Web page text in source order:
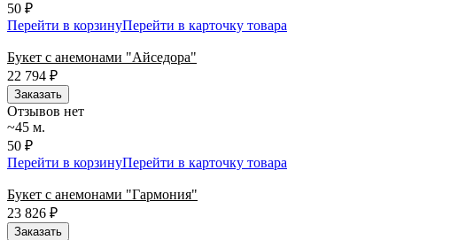
50 ₽
Перейти в корзинуПерейти в карточку товара
Букет с анемонами "Айседора"
22 794 ₽
Заказать
Отзывов нет
~45 м.
50 ₽
Перейти в корзинуПерейти в карточку товара
Букет с анемонами "Гармония"
23 826 ₽
Заказать